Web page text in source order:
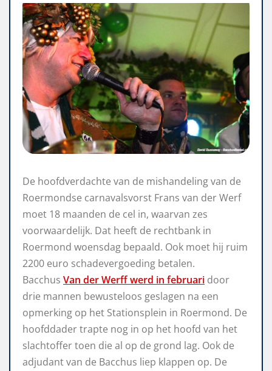
De hoofdverdachte van de mishandeling van de
Roermondse carnavalsvorst Frans van der Werf
moet 18 maanden de cel in, waarvan zes
voorwaardelijk. Dat heeft de rechtbank in
Roermond woensdag bepaald. Ook moet hij ruim
2200 euro schadevergoeding betalen.
Bacchus Van der Werff werd in februari door
drie mannen bewusteloos geslagen na een
opmerking op het Stationsplein in Roermond. De
hoofddader trapte nog in op het hoofd van het
slachtoffer toen die al op de grond lag. Ook de
adjudant van de Bacchus liep klappen op. De